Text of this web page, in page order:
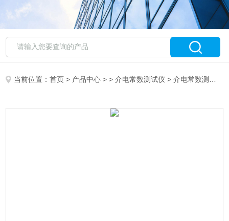
当前位置：首页 > 产品中心 > >介电常数测试仪 > 介电常数测试仪 阻抗分析仪